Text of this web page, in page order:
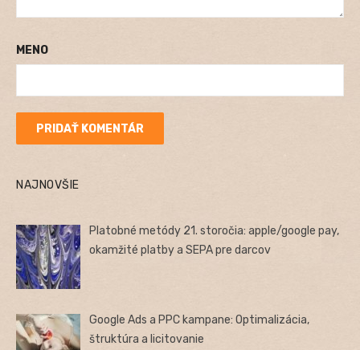
MENO
NAJNOVŠIE
Platobné metódy 21. storočia: apple/google pay,
okamžité platby a SEPA pre darcov
Google Ads a PPC kampane: Optimalizácia,
štruktúra a licitovanie